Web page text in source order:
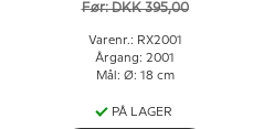
Før: DKK 395,00
Varenr.: RX2001
Årgang: 2001
Mål: Ø: 18 cm
PÅ LAGER